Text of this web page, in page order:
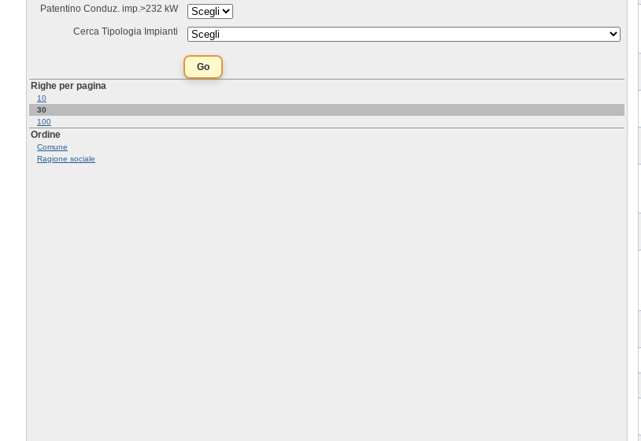
Patentino Conduz. imp.>232 kW
Cerca Tipologia Impianti
Righe per pagina
10
30
100
Ordine
Comune
Ragione sociale